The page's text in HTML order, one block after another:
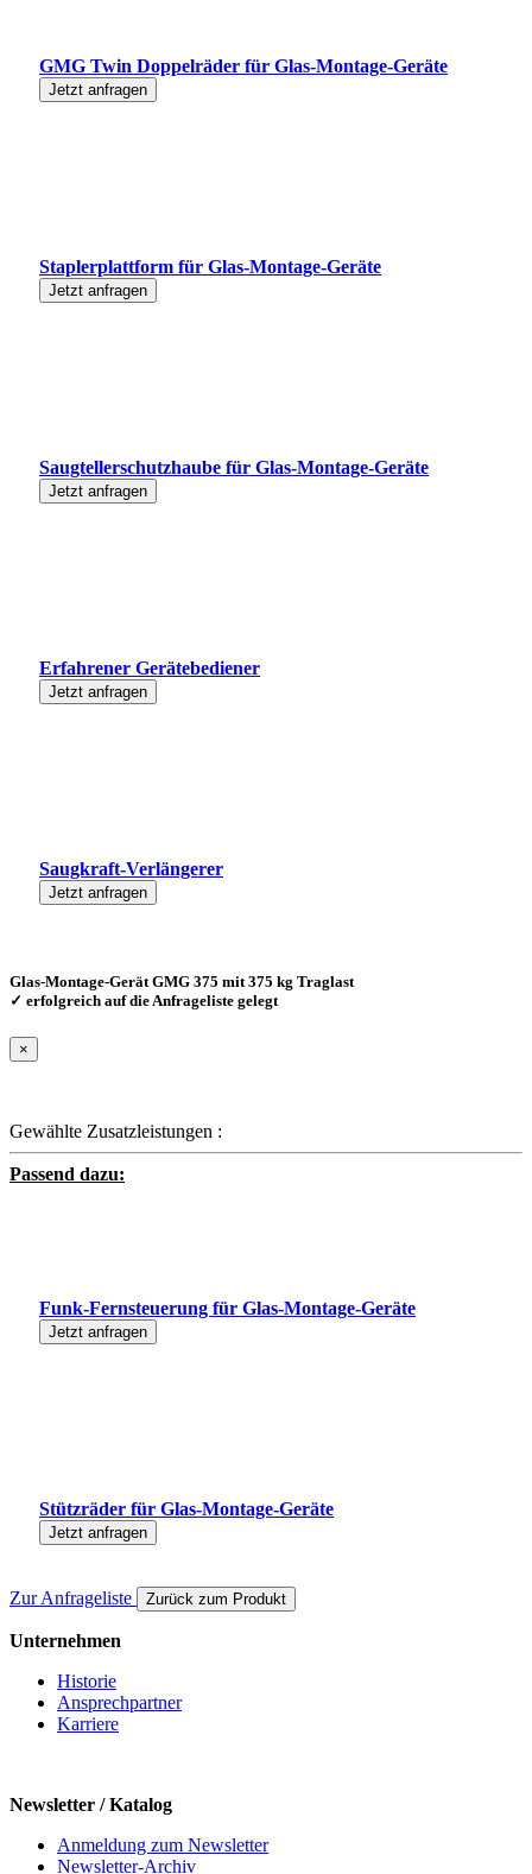
GMG Twin Doppelräder für Glas-Montage-Geräte
Jetzt anfragen
Staplerplattform für Glas-Montage-Geräte
Jetzt anfragen
Saugtellerschutzhaube für Glas-Montage-Geräte
Jetzt anfragen
Erfahrener Gerätebediener
Jetzt anfragen
Saugkraft-Verlängerer
Jetzt anfragen
Glas-Montage-Gerät GMG 375 mit 375 kg Traglast
✓ erfolgreich auf die Anfrageliste gelegt
×
Gewählte Zusatzleistungen :
Passend dazu:
Funk-Fernsteuerung für Glas-Montage-Geräte
Jetzt anfragen
Stützräder für Glas-Montage-Geräte
Jetzt anfragen
Zur Anfrageliste Zurück zum Produkt
Unternehmen
Historie
Ansprechpartner
Karriere
Newsletter / Katalog
Anmeldung zum Newsletter
Newsletter-Archiv